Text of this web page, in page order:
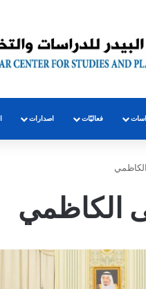
فعاليّات اصدارات
الكاظمي